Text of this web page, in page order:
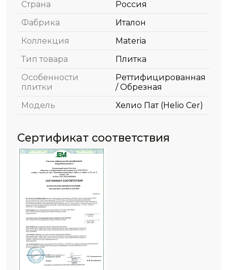
Страна
Россия
Фабрика
Италон
Коллекция
Materia
Тип товара
Плитка
Особенности
плитки
Реттифицированная
/ Обрезная
Модель
Хелио Пат (Helio Cer)
Сертификат соответствия